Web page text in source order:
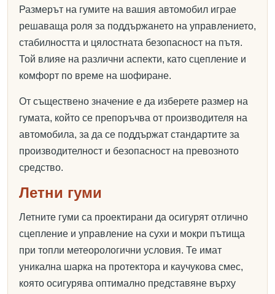
Размерът на гумите на вашия автомобил играе
решаваща роля за поддържането на управлението,
стабилността и цялостната безопасност на пътя.
Той влияе на различни аспекти, като сцепление и
комфорт по време на шофиране.
От съществено значение е да изберете размер на
гумата, който се препоръчва от производителя на
автомобила, за да се поддържат стандартите за
производителност и безопасност на превозното
средство.
Летни гуми
Летните гуми са проектирани да осигурят отлично
сцепление и управление на сухи и мокри пътища
при топли метеорологични условия. Те имат
уникална шарка на протектора и каучукова смес,
която осигурява оптимално представяне върху